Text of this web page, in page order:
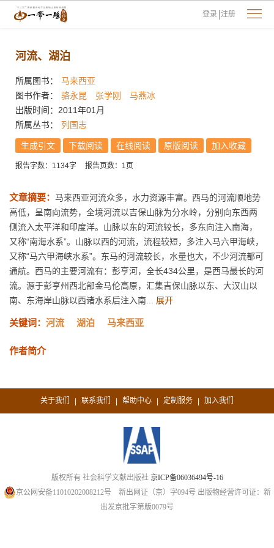
登录 注册
河流、湖泊
所属图书：
马来西亚
图书作者：
骆永昆 张学刚
马燕冰
出版时间：2011年01月
所属丛书：
列国志
生成引文 下载阅读 在线阅读 原版阅读 加入收藏
报告字数：1134字 报告页数：1页
文章摘要： 马来西亚河流众多，水力资源丰富。西马的河流顺地势
高低，呈南向流势，全境河流以吉保山脉为分水岭，分别向东西两
侧流入太平洋和印度洋。山脉以东的河流较长，多东向注入南海，
又称“南海水系”。山脉以西的河流，流程较短，多注入马六甲海峡，
又称“马六甲海峡水系”。东马的河流较长，水量也大，不少河流都可
通航。西马的主要河流有：彭亨河，全长434公里，是西马最长的河
流。源于彭亨州西北部金马伦高原，汇集吉保山脉以东、大汉山以
南、东海岸山脉以西诸水系后注入南... 展开
关键词： 河流 湖泊 马来西亚
作者简介
关于我们 | 联系我们 | 帮助中心 | 定制服务 | 加入我们
版权所有 社会科学文献出版社 京ICP备06036494号-16
京公网安备11010202008212号 新出网证（京）字094号 出版物经营许可证：新
出发京批字第版0079号